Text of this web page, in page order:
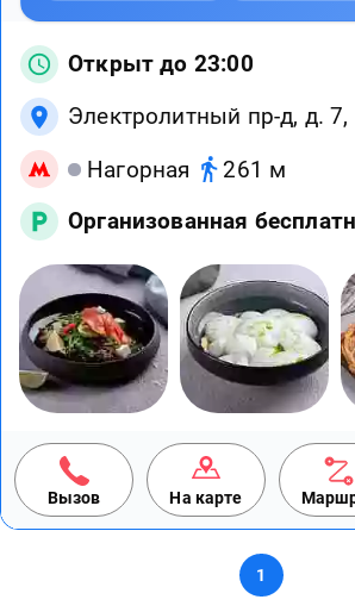
Открыт до 23:00
Электролитный пр-д, д. 7,
Нагорная
261 м
Организованная
Вызов На карте
1